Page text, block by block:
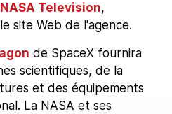
NASA Television,
site Web de l'agence.
de SpaceX fournira
scientifiques, de la
et des équipements
La NASA et ses